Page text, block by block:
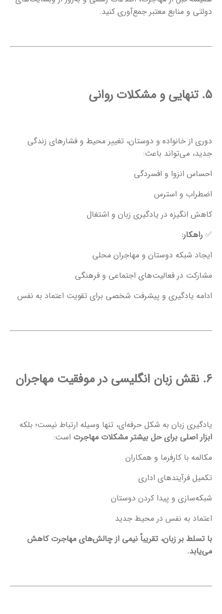
دولتی و منابع معتبر جمع‌آوری کنید.
۵. تنهایی و مشکلات روانی
دوری از خانواده و دوستان، تغییر محیط و فشارهای زندگی
جدید، می‌تواند باعث:
احساس انزوا و افسردگی
اضطراب و استرس
کاهش انگیزه در یادگیری زبان و اشتغال
✅ راهکار:
ایجاد شبکه دوستان و مهاجران محلی
مشارکت در فعالیت‌های اجتماعی و فرهنگی
ادامه یادگیری و پیشرفت شخصی برای تقویت اعتماد به نفس
۶. نقش زبان انگلیسی در موفقیت مهاجران
یادگیری زبان به شکل حرفه‌ای، تنها وسیله ارتباط نیست؛ بلکه
ابزار اصلی برای حل بیشتر مشکلات مهاجرت است:
مکالمه با کارفرما و همکاران
تکمیل فرآیندهای اداری
شبکه‌سازی و پیدا کردن دوستان
اعتماد به نفس در محیط جدید
با تسلط بر زبان، تقریباً نیمی از چالش‌های مهاجرت کاهش
می‌یابد.